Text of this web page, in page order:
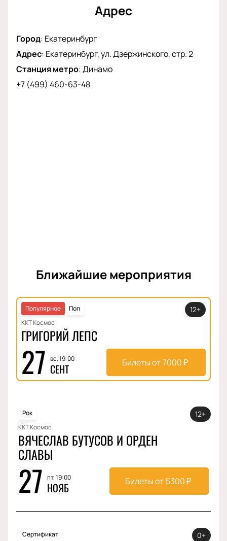
Адрес
Город: Екатеринбург
Адрес: Екатеринбург, ул. Дзержинского, стр. 2
Станция метро:Динамо
+7 (499) 460-63-48
Ближайшие мероприятия
Поп
Популярное
ККТ Космос
ГРИГОРИЙ ЛЕПС
27 вс, 19:00
СЕНТ
12+
Билеты от7000₽
Рок
ККТ Космос
ВЯЧЕСЛАВ БУТУСОВ И ОРДЕН
СЛАВЫ
27 пт, 19:00
НОЯБ
12+
Билеты от 5300₽
Сертификат
0+